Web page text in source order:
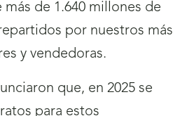
de 1.640 millones de
por nuestros más
y vendedoras.
que, en 2025 se
para estos